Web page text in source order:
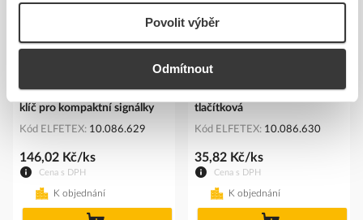
Povolit výběr
Odmítnout
EATON M22-LG Montážní
klíč pro kompaktní signálky
Kód ELFETEX 10.086.629
Cena s DPH
146,02 Kč/ks
K objednání
Výplň TITAN M22-XD-W
tlačítková
Kód ELFETEX 10.086.630
Cena s DPH
35,82 Kč/ks
K objednání